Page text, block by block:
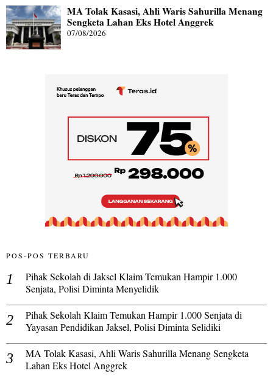
MA Tolak Kasasi, Ahli Waris Sahurilla Menang
Sengketa Lahan Eks Hotel Anggrek
07/08/2026
POS-POS TERBARU
Pihak Sekolah di Jaksel Klaim Temukan Hampir 1.000
Senjata, Polisi Diminta Menyelidik
Pihak Sekolah Klaim Temukan Hampir 1.000 Senjata di
Yayasan Pendidikan Jaksel, Polisi Diminta Selidiki
MA Tolak Kasasi, Ahli Waris Sahurilla Menang Sengketa
Lahan Eks Hotel Anggrek